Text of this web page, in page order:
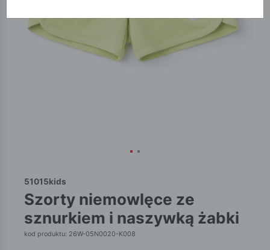
51015kids
szorty niemowlęce ze
sznurkiem i naszywką żabki
kod produktu: 26W-05N0020-K008